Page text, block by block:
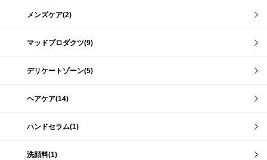
メンズケア(2)
マッドプロダクツ(9)
デリケートゾーン(5)
ヘアケア(14)
ハンドセラム(1)
洗顔料(1)